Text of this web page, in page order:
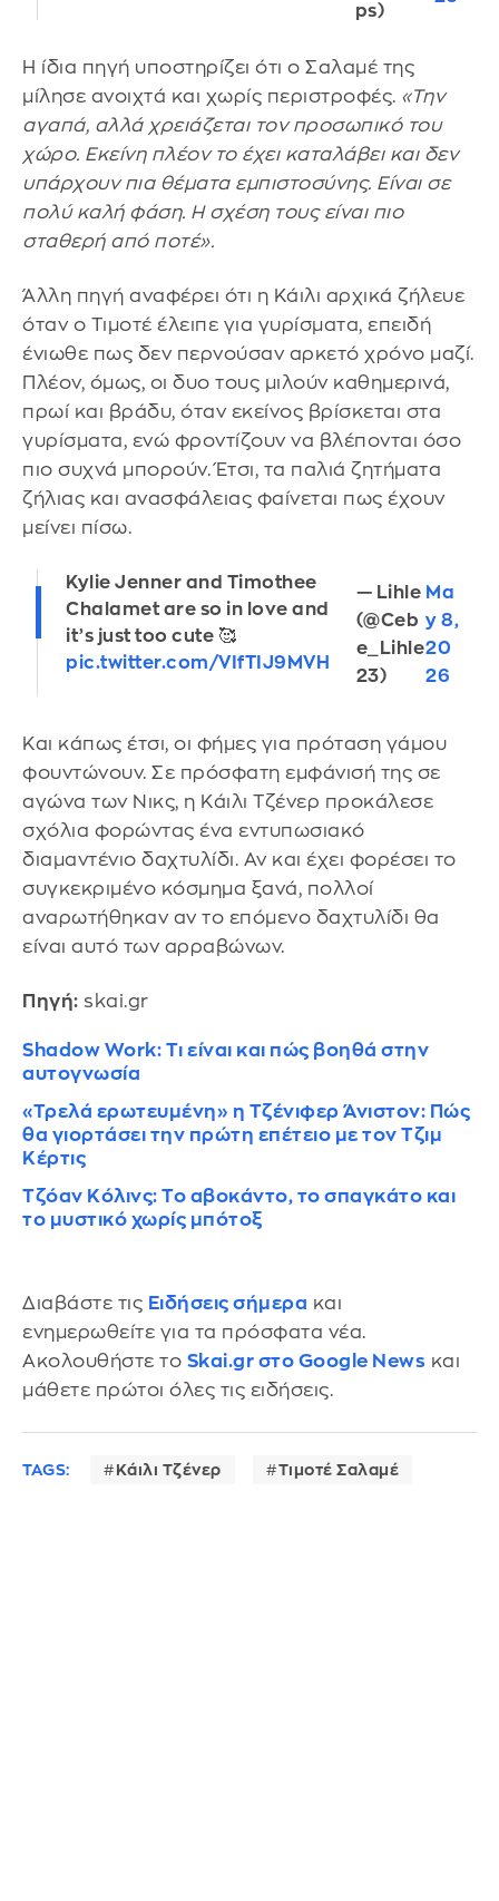
ps)
Η ίδια πηγή υποστηρίζει ότι ο Σαλαμέ της
μίλησε ανοιχτά και χωρίς περιστροφές. «Την
αγαπά, αλλά χρειάζεται τον προσωπικό του
χώρο. Εκείνη πλέον το έχει καταλάβει και δεν
υπάρχουν πια θέματα εμπιστοσύνης. Είναι σε
πολύ καλή φάση. Η σχέση τους είναι πιο
σταθερή από ποτέ».
Άλλη πηγή αναφέρει ότι η Κάιλι αρχικά ζήλευε
όταν ο Τιμοτέ έλειπε για γυρίσματα, επειδή
ένιωθε πως δεν περνούσαν αρκετό χρόνο μαζί.
Πλέον, όμως, οι δυο τους μιλούν καθημερινά,
πρωί και βράδυ, όταν εκείνος βρίσκεται στα
γυρίσματα, ενώ φροντίζουν να βλέπονται όσο
πιο συχνά μπορούν. Έτσι, τα παλιά ζητήματα
ζήλιας και ανασφάλειας φαίνεται πως έχουν
μείνει πίσω.
Kylie Jenner and Timothee
Chalamet are so in love and
it’s just too cute 🥰
pic.twitter.com/VIfTIJ9MVH
— Lihle
(@Ceb
e_Lihle
23)
Ma
y 8,
20
26
Και κάπως έτσι, οι φήμες για πρόταση γάμου
φουντώνουν. Σε πρόσφατη εμφάνισή της σε
αγώνα των Νικς, η Κάιλι Τζένερ προκάλεσε
σχόλια φορώντας ένα εντυπωσιακό
διαμαντένιο δαχτυλίδι. Αν και έχει φορέσει το
συγκεκριμένο κόσμημα ξανά, πολλοί
αναρωτήθηκαν αν το επόμενο δαχτυλίδι θα
είναι αυτό των αρραβώνων.
Πηγή: skai.gr
Shadow Work: Τι είναι και πώς βοηθά στην
αυτογνωσία
«Τρελά ερωτευμένη» η Τζένιφερ Άνιστον: Πώς
θα γιορτάσει την πρώτη επέτειο με τον Τζιμ
Κέρτις
Τζόαν Κόλινς: Το αβοκάντο, το σπαγκάτο και
το μυστικό χωρίς μπότοξ
Διαβάστε τις Ειδήσεις σήμερα και
ενημερωθείτε για τα πρόσφατα νέα.
Ακολουθήστε το Skai.gr στο Google News και
μάθετε πρώτοι όλες τις ειδήσεις.
TAGS: Κάιλι Τζένερ Τιμοτέ Σαλαμέ